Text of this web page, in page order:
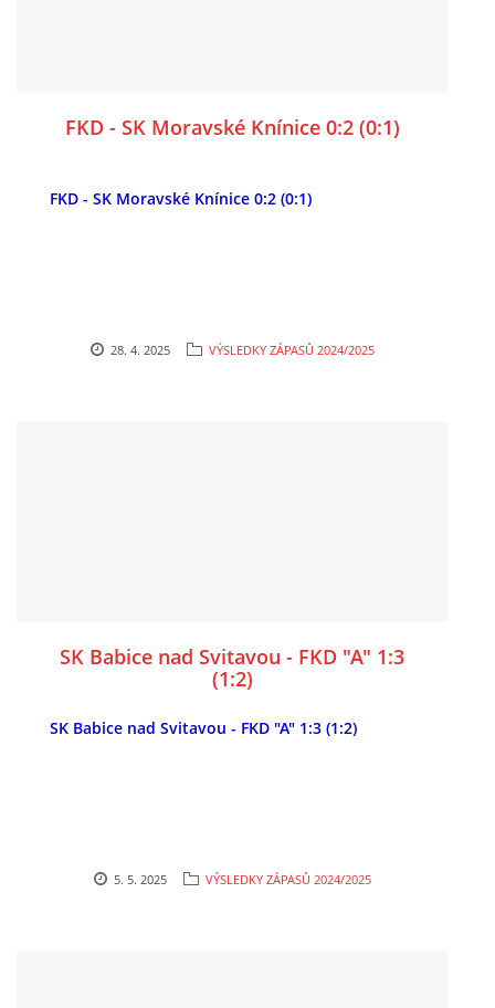
FKD - SK Moravské Knínice 0:2 (0:1)
FKD - SK Moravské Knínice 0:2 (0:1)
28. 4. 2025 VÝSLEDKY ZÁPASŮ 2024/2025
SK Babice nad Svitavou - FKD "A" 1:3
(1:2)
SK Babice nad Svitavou - FKD "A" 1:3 (1:2)
5. 5. 2025 VÝSLEDKY ZÁPASŮ 2024/2025